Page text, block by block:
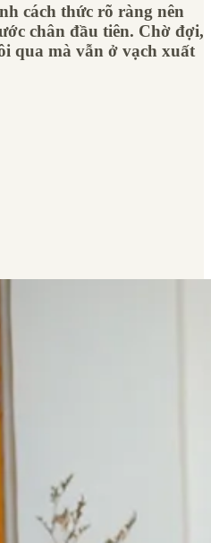
cách thức rõ ràng nên
chân đầu tiên. Chờ đợi,
qua mà vẫn ở vạch xuất